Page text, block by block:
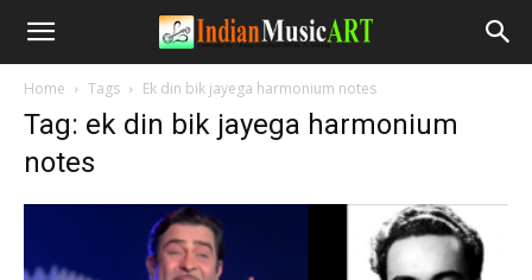
Home Tags Ek din bik jayega harmonium notes
Tag: ek din bik jayega harmonium
notes